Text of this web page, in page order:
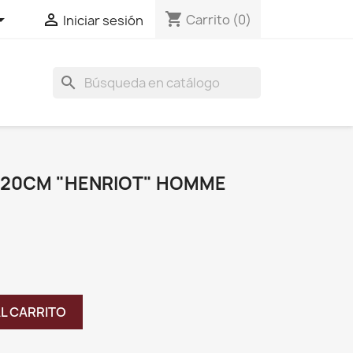
 Iniciar sesión shopping_cart Carrito (0)
search
"HENRIOT" HOMME
CARRITO